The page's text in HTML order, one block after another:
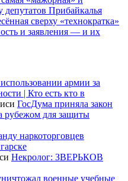
депутатов Прибайкалья
сверху «технократка»
и заявления — и их
армии за
| Кто есть кто в
ГосДума приняла закон
рубежом для защиты
наркоторговцев
Некролог: ЗВЕРЬКОВ
военные учебные